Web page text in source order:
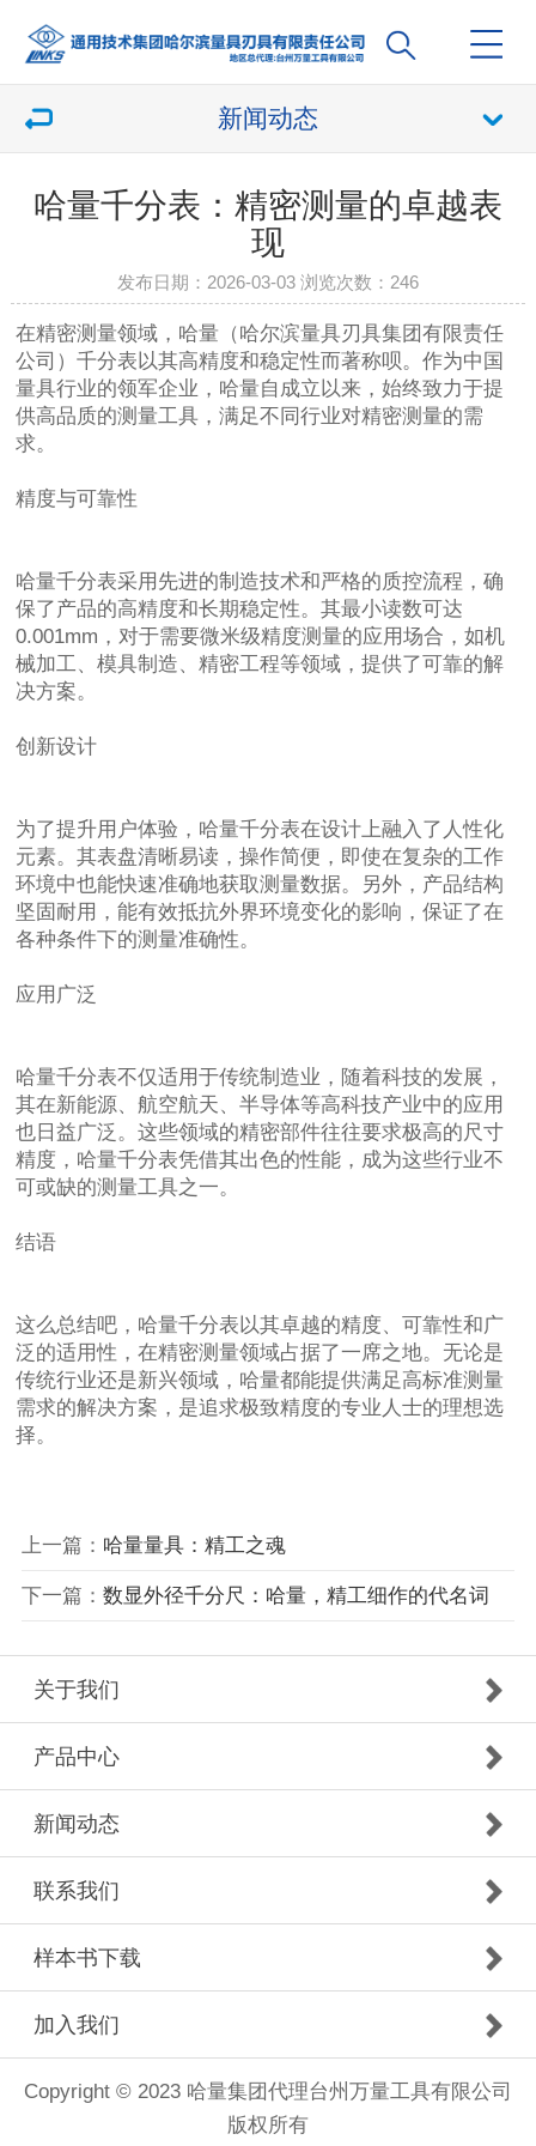
新闻动态
哈量千分表：精密测量的卓越表
现
发布日期：2026-03-03 浏览次数： 246
在精密测量领域，哈量（哈尔滨量具刃具集团有限责任
公司）千分表以其高精度和稳定性而著称呗。作为中国
量具行业的领军企业，哈量自成立以来，始终致力于提
供高品质的测量工具，满足不同行业对精密测量的需
求。
精度与可靠性
哈量千分表采用先进的制造技术和严格的质控流程，确
保了产品的高精度和长期稳定性。其最小读数可达
0.001mm，对于需要微米级精度测量的应用场合，如机
械加工、模具制造、精密工程等领域，提供了可靠的解
决方案。
创新设计
为了提升用户体验，哈量千分表在设计上融入了人性化
元素。其表盘清晰易读，操作简便，即使在复杂的工作
环境中也能快速准确地获取测量数据。另外，产品结构
坚固耐用，能有效抵抗外界环境变化的影响，保证了在
各种条件下的测量准确性。
应用广泛
哈量千分表不仅适用于传统制造业，随着科技的发展，
其在新能源、航空航天、半导体等高科技产业中的应用
也日益广泛。这些领域的精密部件往往要求极高的尺寸
精度，哈量千分表凭借其出色的性能，成为这些行业不
可或缺的测量工具之一。
结语
这么总结吧，哈量千分表以其卓越的精度、可靠性和广
泛的适用性，在精密测量领域占据了一席之地。无论是
传统行业还是新兴领域，哈量都能提供满足高标准测量
需求的解决方案，是追求极致精度的专业人士的理想选
择。
上一篇： 哈量量具：精工之魂
下一篇： 数显外径千分尺：哈量，精工细作的代名词
关于我们
产品中心
新闻动态
联系我们
样本书下载
加入我们
Copyright © 2023 哈量集团代理台州万量工具有限公司
版权所有